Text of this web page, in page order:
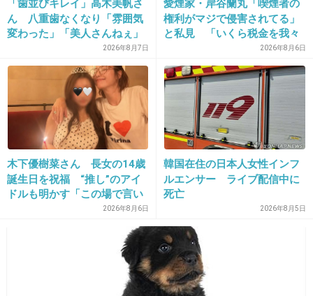
+56 -6
2013/04/02(火) 22:16:02
すっぴんとのギャップがひどいｗ
出典：livedoor.blogimg.jp
出典：livedoor.blogimg.jp
+47
「歯並びキレイ」高木美帆さ
ん 八重歯なくなり「雰囲気
変わった」「美人さんねぇ」
「歯列矯正してるんや」2026年8月7日
愛煙家・岸谷蘭丸「喫煙者の
権利がマジで侵害されてる」
と私見 「いくら税金を我々
2026年8月6日
木下優樹菜さん 長女の14歳
誕生日を祝福 “推し”のアイ
ドルも明かす「この場で言い
2026年8月6日
韓国在住の日本人女性インフ
ルエンサー ライブ配信中に
死亡
2026年8月5日